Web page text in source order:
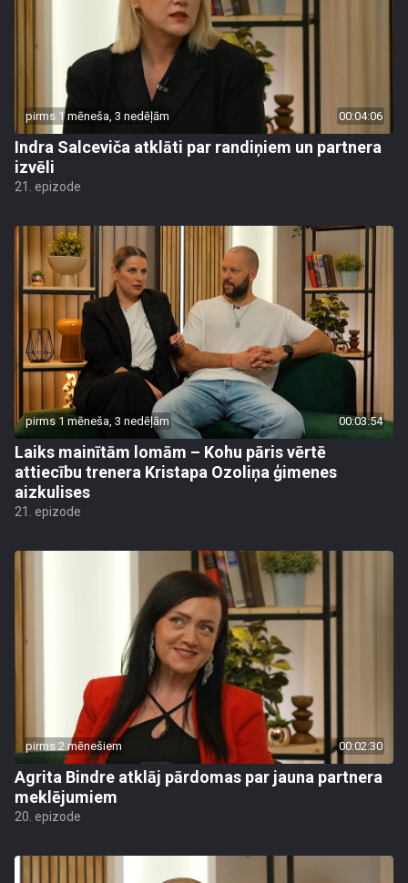
pirms 1 mēneša, 3 nedēļām 00:04:06
Indra Salceviča atklāti par randiņiem un partnera
izvēli
21. epizode
pirms 1 mēneša, 3 nedēļām 00:03:54
Laiks mainītām lomām – Kohu pāris vērtē
attiecību trenera Kristapa Ozoliņa ģimenes
aizkulises
21. epizode
pirms 2 mēnešiem 00:02:30
Agrita Bindre atklāj pārdomas par jauna partnera
meklējumiem
20. epizode